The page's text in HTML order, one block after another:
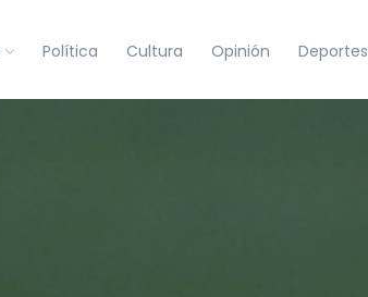
Política Cultura Opinión Deportes